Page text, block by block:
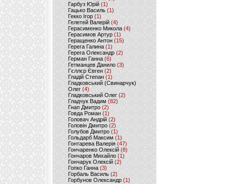
Гарбуз Юрій (1)
Гацько Василь (1)
Гекко Ігор(1)
Гелетей Валерій (4)
Герасименко Микола (4)
Герасимов Артур (1)
Геращенко Антон(15)
Герега Галина (1)
Герега Олександр (2)
Герман Ганна (6)
Гетманцев Данило (3)
Гєллєр Євген (2)
Гладій Степан(1)
Гладковський (Свинарчук)
Олег (4)
Гладковський Олег (2)
Гладчук Вадим (82)
Гнап Дмитро (2)
Говда Роман(1)
Головач Андрій (2)
Головін Дмитро (2)
Голубов Дмитро (1)
Гольдарб Максим(1)
Гонтарева Валерія (47)
Гончаренко Олексій(8)
Гончаров Михайло (1)
Гончарук Олексій (2)
Гопко Ганна (3)
Горбаль Василь (2)
Горбунов Олександр (1)